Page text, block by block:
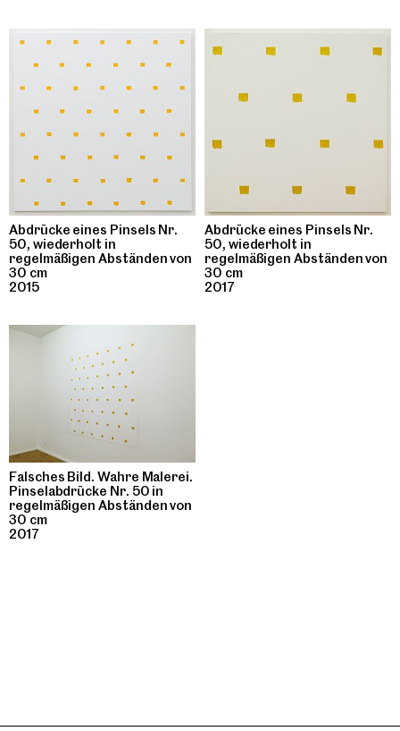
Abdrücke eines Pinsels Nr.
50, wiederholt in
regelmäßigen Abständen von
30 cm
2015
Abdrücke eines Pinsels Nr.
50, wiederholt in
regelmäßigen Abständen von
30 cm
2017
Falsches Bild. Wahre Malerei.
Pinselabdrücke Nr. 50 in
regelmäßigen Abständen von
30 cm
2017